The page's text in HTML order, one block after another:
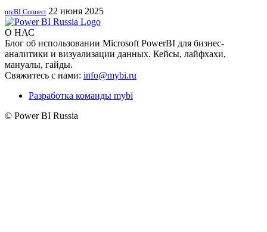
myBI Connect 22 июня 2025
О НАС
Блог об использовании Microsoft PowerBI для бизнес-
аналитики и визуализации данных. Кейсы, лайфхахи,
мануалы, гайды.
Свяжитесь с нами: info@mybi.ru
Разработка команды mybi
© Power BI Russia